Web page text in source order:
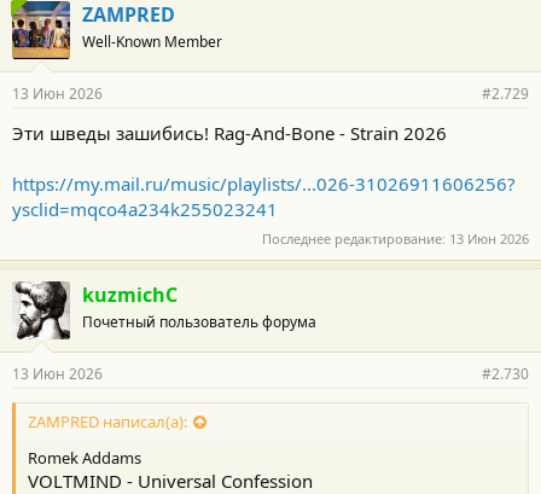
ZAMPRED
Well-Known Member
13 Июн 2026 #2.729
Эти шведы зашибись! Rag-And-Bone - Strain 2026
https://my.mail.ru/music/playlists/...026-31026911606256?
ysclid=mqco4a234k255023241
Последнее редактирование: 13 Июн 2026
kuzmichC
Почетный пользователь форума
13 Июн 2026 #2.730
ZAMPRED написал(а):
Romek Addams
VOLTMIND - Universal Confession